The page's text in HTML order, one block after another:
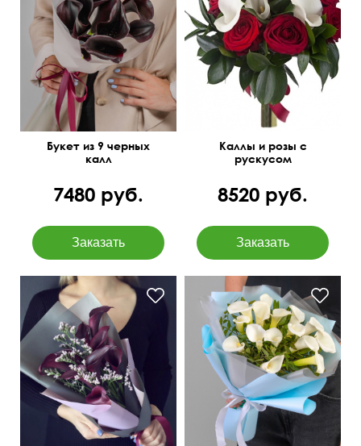
Букет из 9 черных
калл
7480 руб.
Открытка бесплатно
50 см
30 см
Каллы и розы с
рускусом
8520 руб.